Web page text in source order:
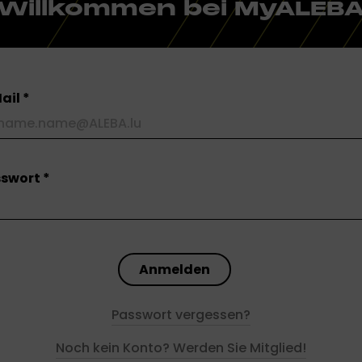
bei
Passwort vergessen?
Noch kein Konto? Werden Sie Mitglied!